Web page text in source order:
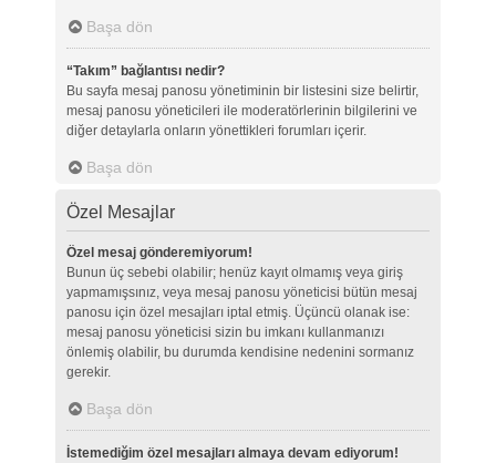
Başa dön
“Takım” bağlantısı nedir?
Bu sayfa mesaj panosu yönetiminin bir listesini size belirtir,
mesaj panosu yöneticileri ile moderatörlerinin bilgilerini ve
diğer detaylarla onların yönettikleri forumları içerir.
Başa dön
Özel Mesajlar
Özel mesaj gönderemiyorum!
Bunun üç sebebi olabilir; henüz kayıt olmamış veya giriş
yapmamışsınız, veya mesaj panosu yöneticisi bütün mesaj
panosu için özel mesajları iptal etmiş. Üçüncü olanak ise:
mesaj panosu yöneticisi sizin bu imkanı kullanmanızı
önlemiş olabilir, bu durumda kendisine nedenini sormanız
gerekir.
Başa dön
İstemediğim özel mesajları almaya devam ediyorum!